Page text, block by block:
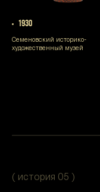
1930
Семеновский историко-
художественный музей
( история 05 )